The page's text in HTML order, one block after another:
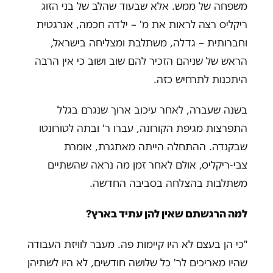
משפחה של ממש. אלא שבעוד שהלב של בני הזוג
ריקליס רצה לראות את מ' – ילדה חכמה, אנרגטית
וחברותית – גדלה, משתלבת ומצליחה בישראל,
הראש של שניהם הזכיר להם שוב ושוב כי אין הרבה
היתכנות לתרחיש כזה.
בשנה שעברה, לאחר עיכוב ארוך שנגרם בגלל
התפרצות מגיפת הקורונה, עברו ר' ובתה לטורונטו
שבקנדה. ההתחלה הייתה מאתגרת, אומרת
צבי-ריקליס, אולם לאחר זמן מה נראה שהשתיים
משתלבות בהצלחה בסביבה החדשה.
למה הרגשתם שאין להן עתיד בארץ?
"כי הן בעצם לא היו קיימות פה. מעבר לוויזת העבודה
שהיו מאריכים לר' כל שלושה חודשים, לא היו לשתיהן